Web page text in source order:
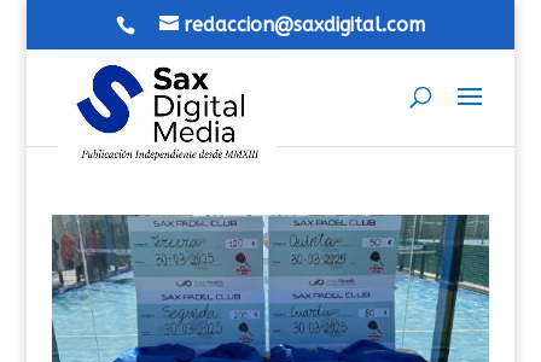
redaccion@saxdigital.com